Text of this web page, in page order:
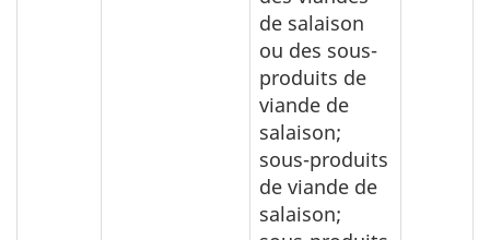
de salaison
ou des sous-
produits de
viande de
salaison;
sous-produits
de viande de
salaison;